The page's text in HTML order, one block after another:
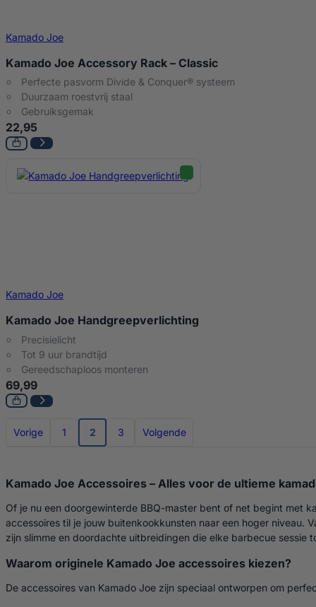
Kamado Joe
Kamado Joe Accessory Rack – Classic
Perfecte pasvorm Divide & Conquer® systeem
Duurzaam roestvrij staal
Gebruiksgemak
22,95
Kamado Joe
Kamado Joe Handgreepverlichting
Precisielicht
Tot 9 uur brandtijd
Gereedschaploos monteren
69,99
Vorige 1 2 3 Volgende
Kamado Joe Accessoires – Alles voor de ultieme
Of je nu een doorgewinterde BBQ-master bent of net begint met
accessoires til je jouw buitenkookkunsten naar een hoger niveau.
zijn slimme en doordachte uitbreidingen die elke barbecue sessie
Waarom originele Kamado Joe accessoires kiezen?
De accessoires van Kamado Joe zijn speciaal ontworpen om